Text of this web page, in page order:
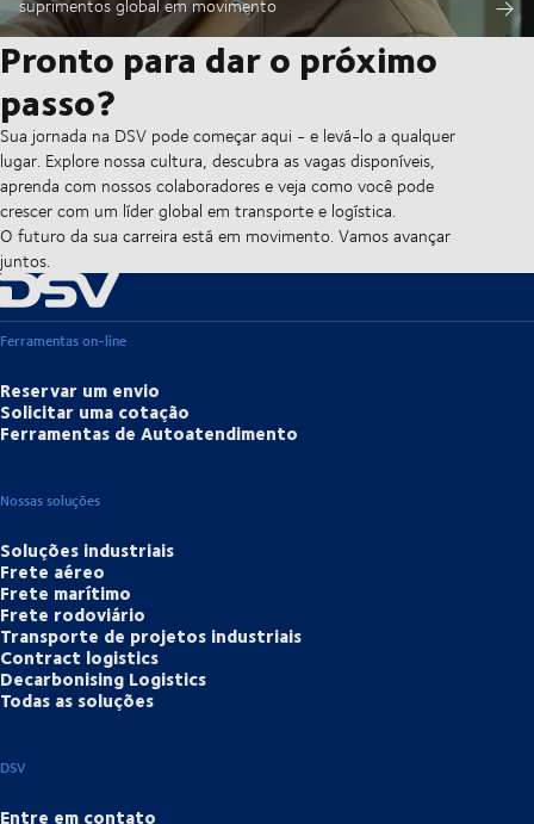
suprimentos global em movimento
Pronto para dar o próximo
passo?
Sua jornada na DSV pode começar aqui - e levá-lo a qualquer
lugar. Explore nossa cultura, descubra as vagas disponíveis,
aprenda com nossos colaboradores e veja como você pode
crescer com um líder global em transporte e logística.
O futuro da sua carreira está em movimento. Vamos avançar
juntos.
Ferramentas on-line
Reservar um envio
Solicitar uma cotação
Ferramentas de Autoatendimento
Nossas soluções
Soluções industriais
Frete aéreo
Frete marítimo
Frete rodoviário
Transporte de projetos industriais
Contract logistics
Decarbonising Logistics
Todas as soluções
DSV
Entre em contato